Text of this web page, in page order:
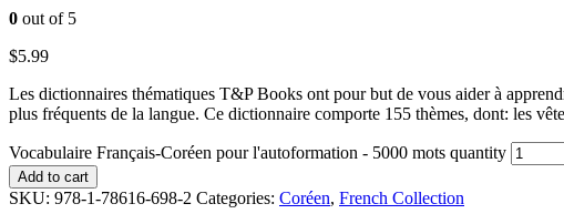
0 out of 5
$5.99
Les dictionnaires thématiques T&P Books ont pour but de vous aider à
plus fréquents de la langue. Ce dictionnaire comporte 155 thèmes, dont: les
Vocabulaire Français-Coréen pour l'autoformation - 5000 mots quantity
Add to cart
SKU: 978-1-78616-698-2 Categories: Coréen, French Collection